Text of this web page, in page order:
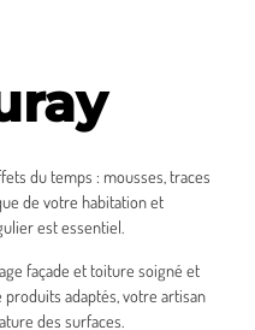
du temps : mousses, traces
de votre habitation et
est essentiel.
façade et toiture soigné et
produits adaptés, votre artisan
des surfaces.